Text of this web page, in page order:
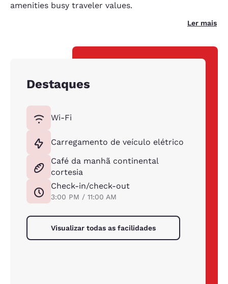
amenities busy traveler values.
Ler mais
Destaques
Wi-Fi
Carregamento de veículo elétrico
Café da manhã continental
cortesia
Check-in/check-out
3:00 PM / 11:00 AM
Visualizar todas as facilidades